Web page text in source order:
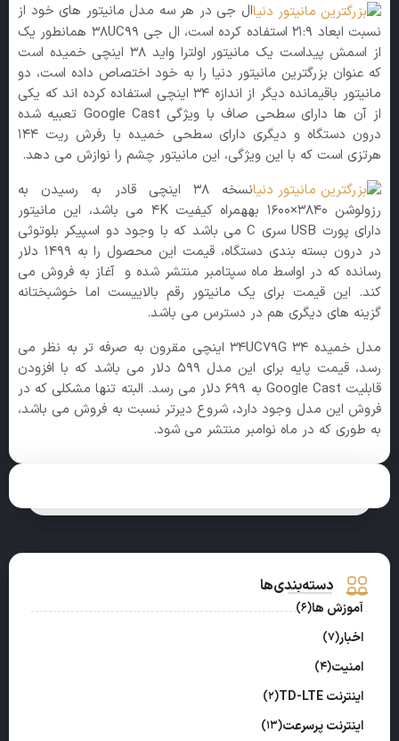
ال جی در هر سه مدل مانیتور های خود از
نسبت ابعاد ۲۱:۹ استفاده کرده است، ال جی ۳۸UC99 همانطور یک
از اسمش پیداست یک مانیتور اولترا واید ۳۸ اینچی خمیده است
که عنوان بزرگترین مانیتور دنیا را به خود اختصاص داده است، دو
مانیتور باقیمانده دیگر از اندازه ۳۴ اینچی استفاده کرده اند که یکی
از آن ها دارای سطحی صاف با ویژگی Google Cast تعبیه شده
درون دستگاه و دیگری دارای سطحی خمیده با رفرش ریت ۱۴۴
هرتزی است که با این ویژگی، این مانیتور چشم را نوازش می دهد.
نسخه ۳۸ اینچی قادر به رسیدن به
رزولوشن ۳۸۴۰×۱۶۰۰ بههمراه کیفیت ۴K می باشد، این مانیتور
دارای پورت USB سری C می باشد که با وجود دو اسپیکر بلوتوثی
در درون بسته بندی دستگاه، قیمت این محصول را به ۱۴۹۹ دلار
رسانده که در اواسط ماه سپتامبر منتشر شده و آغاز به فروش می
کند. این قیمت برای یک مانیتور رقم بالاییست اما خوشبختانه
گزینه های دیگری هم در دسترس می باشد.
مدل خمیده ۳۴UC79G 34 اینچی مقرون به صرفه تر به نظر می
رسد، قیمت پایه برای این مدل ۵۹۹ دلار می باشد که با افزودن
قابلیت Google Cast به ۶۹۹ دلار می رسد. البته تنها مشکلی که در
فروش این مدل وجود دارد، شروع دیرتر نسبت به فروش می باشد،
به طوری که در ماه نوامبر منتشر می شود.
دسته‌بندی‌ها
آموزش ها(6)
اخبار(7)
امنیت(4)
اینترنت TD-LTE (2)
اینترنت پرسرعت(13)